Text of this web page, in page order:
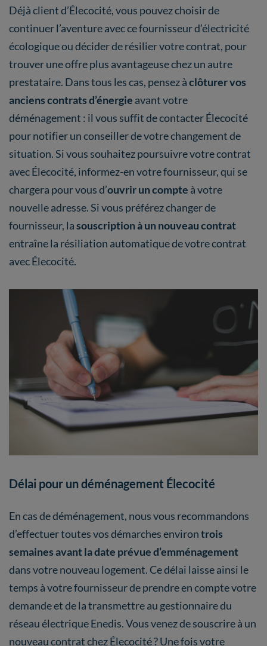
Déjà client d’Élecocité, vous pouvez choisir de
continuer l’aventure avec ce fournisseur d’électricité
écologique ou décider de résilier votre contrat, pour
trouver une offre plus avantageuse chez un autre
prestataire. Dans tous les cas, pensez àclôturer vos
anciens contrats d’énergie avant votre
déménagement : il vous suffit de contacter Élecocité
pour notifier un conseiller de votre changement de
situation. Si vous souhaitez poursuivre votre contrat
avec Élecocité, informez-en votre fournisseur, qui se
chargera pour vous d’ouvrir un compte à votre
nouvelle adresse. Si vous préférez changer de
fournisseur, lasouscription à un nouveau contrat
entraîne la résiliation automatique de votre contrat
avec Élecocité.
Délai pour un déménagement Élecocité
En cas de déménagement, nous vous recommandons
d’effectuer toutes vos démarches environtrois
semaines avant la date prévue d’emménagement
dans votre nouveau logement. Ce délai laisse ainsi le
temps à votre fournisseur de prendre en compte votre
demande et de la transmettre au gestionnaire du
réseau électrique Enedis. Vous venez de souscrire à un
nouveau contrat chez Élecocité ? Une fois votre